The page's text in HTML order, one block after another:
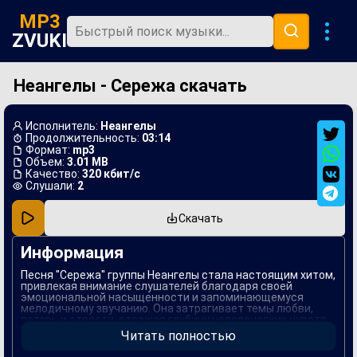
MP3
ZVUKI
Главная
Популярная
В машину
Музыка 80х
Ремиксы
Неангелы - Сережа скачать
Исполнитель: Неангелы
Продолжительность: 03:14
Формат: mp3
Объем: 3.01 MB
Качество: 320 кбит/с
Слушали: 2
Скачать
Информация
Песня "Сережа" группы Неангелы стала настоящим хитом,
привлекая внимание слушателей благодаря своей
эмоциональной насыщенности и запоминающемуся
мелодичному звучанию. Она затрагивает темы любви,
потерь и страсти, отражая глубину человеческих чувств.
Мелодия, энергичная и в то же время нежная, позволяет
каждому слушателю сопереживать героям текста.
Читать полностью